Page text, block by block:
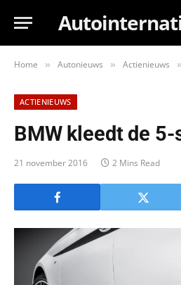
Home » Autonieuws » Actienieuws »
ACTIENIEUWS
BMW kleedt de
21 november 2016 2 Mins Read